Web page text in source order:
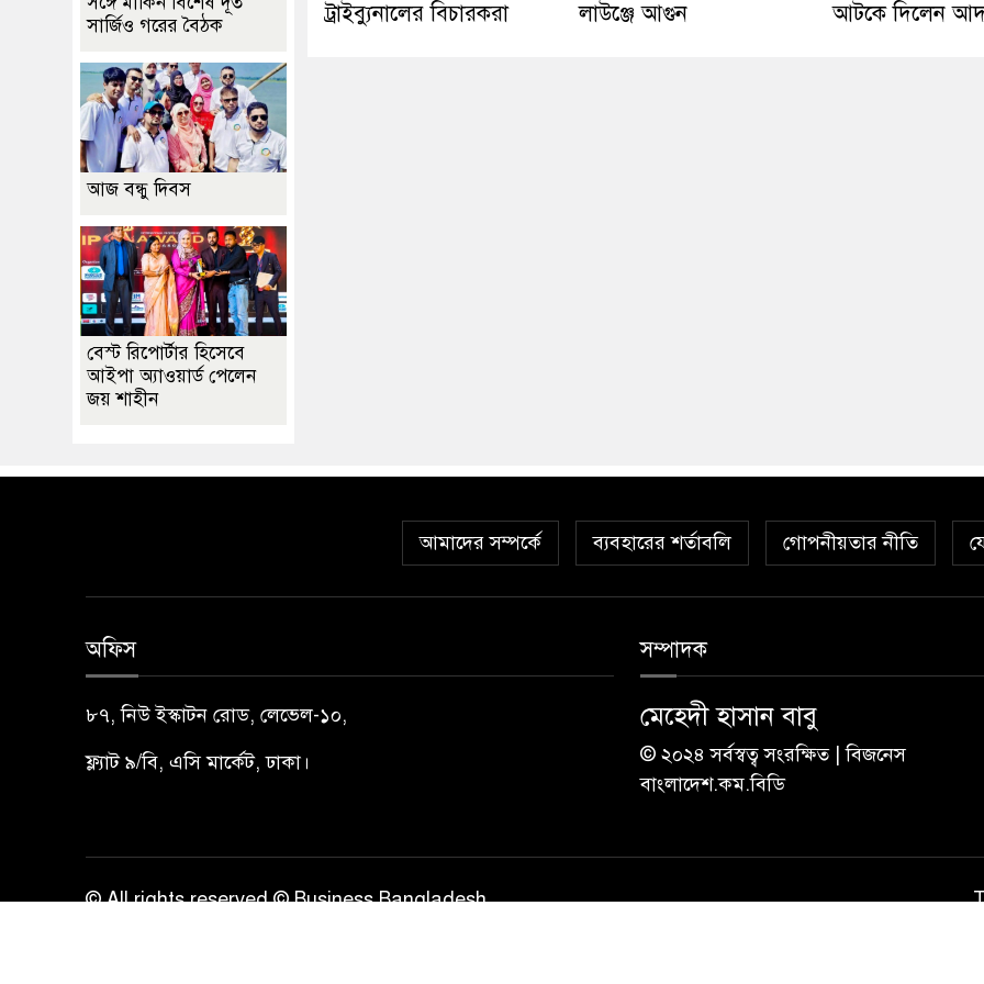
ট্রাইব্যুনালের বিচারকরা লাউঞ্জে আগুন আটকে দিলেন
সার্জিও গরের বৈঠক
আজ বন্ধু দিবস
বেস্ট রিপোর্টার হিসেবে
আইপা অ্যাওয়ার্ড পেলেন
জয় শাহীন
আমাদের সম্পর্কে ব্যবহারের শর্তাবলি গোপনীয়তার নীতি
অফিস
৮৭, নিউ ইস্কাটন রোড, লেভেল-১০,
ফ্ল্যাট ৯/বি, এসি মার্কেট, ঢাকা।
সম্পাদক
মেহেদী হাসান বাবু
© ২০২৪ সর্বস্বত্ব সংরক্ষিত | বিজনেস
বাংলাদেশ.কম.বিডি
© All rights reserved © Business Bangladesh